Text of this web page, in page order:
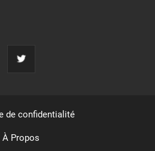
de confidentialité
À Propos